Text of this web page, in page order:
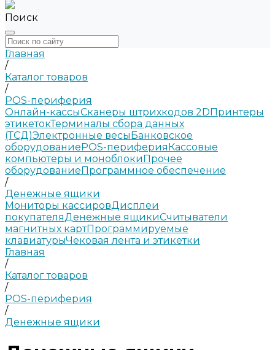
Поиск
Главная
/
Каталог товаров
/
POS-периферия
Онлайн-кассыСканеры штрихкодов 2DПринтеры
этикетокТерминалы сбора данных
(ТСД)Электронные весыБанковское
оборудованиеPOS-периферияКассовые
компьютеры и моноблокиПрочее
оборудованиеПрограммное обеспечение
/
Денежные ящики
Мониторы кассировДисплеи
покупателяДенежные ящикиСчитыватели
магнитных картПрограммируемые
клавиатурыЧековая лента и этикетки
Главная
/
Каталог товаров
/
POS-периферия
/
Денежные ящики